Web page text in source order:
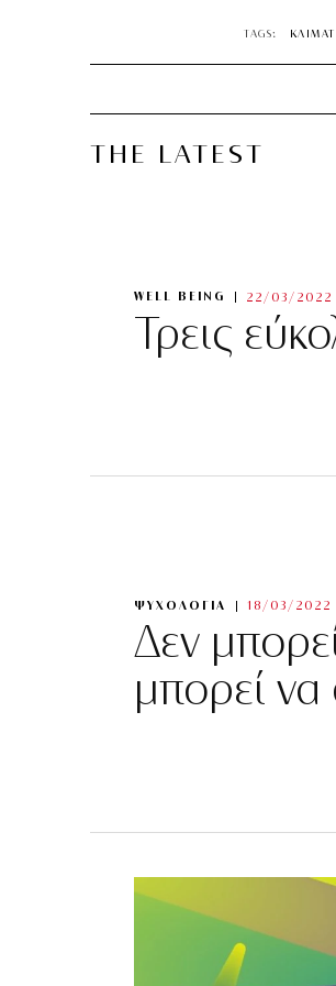
TAGS:
THE LATEST
WELL BEING 22/03/2022
Τρεις
ΨΥΧΟΛΟΓΙΑ 18/03/2022
Δεν
μπορεί